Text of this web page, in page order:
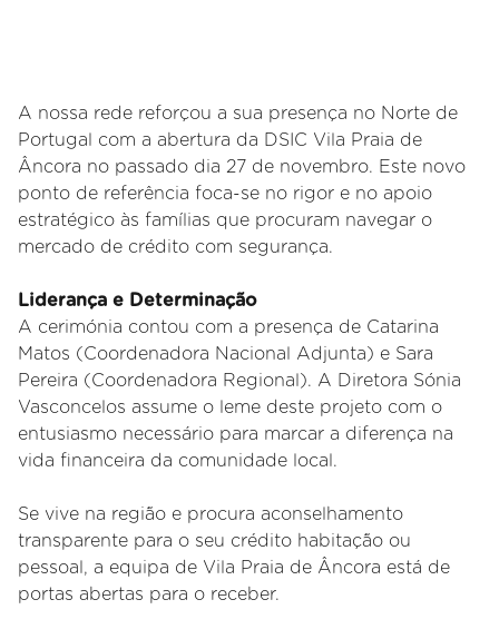
A nossa rede reforçou a sua presença no Norte de
Portugal com a abertura da DSIC Vila Praia de
Âncora no passado dia 27 de novembro. Este novo
ponto de referência foca-se no rigor e no apoio
estratégico às famílias que procuram navegar o
mercado de crédito com segurança.
Liderança e Determinação
A cerimónia contou com a presença de Catarina
Matos (Coordenadora Nacional Adjunta) e Sara
Pereira (Coordenadora Regional). A Diretora Sónia
Vasconcelos assume o leme deste projeto com o
entusiasmo necessário para marcar a diferença na
vida financeira da comunidade local.
Se vive na região e procura aconselhamento
transparente para o seu crédito habitação ou
pessoal, a equipa de Vila Praia de Âncora está de
portas abertas para o receber.